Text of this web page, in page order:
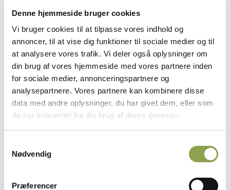
Denne hjemmeside bruger cookies
Vi bruger cookies til at tilpasse vores indhold og
annoncer, til at vise dig funktioner til sociale medier og til
at analysere vores trafik. Vi deler også oplysninger om
din brug af vores hjemmeside med vores partnere inden
for sociale medier, annonceringspartnere og
analysepartnere. Vores partnere kan kombinere disse
data med andre oplysninger, du har givet dem, eller som
de har indsamlet fra din brug af deres tjenester.
Nødvendig
Præferencer
om at få så meget støtte på riffel og krop, så
rystelser ikke overføres til riflen. Du bør derfor altid
medbringe en skydestok eller anvende skydestige.
Kontakt os for en snak.
Jagtriffel: Kom godt i gang
At vælge den rigtige riffel, det rette kaliber
og en passende kikkert kræver, at du kender
Danmarks Jægerforbund kan klæde dig på